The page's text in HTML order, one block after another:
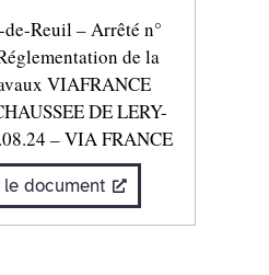
Reuil – Arrêté n°
de la
VIAFRANCE
DE LERY-
– VIA FRANCE
document